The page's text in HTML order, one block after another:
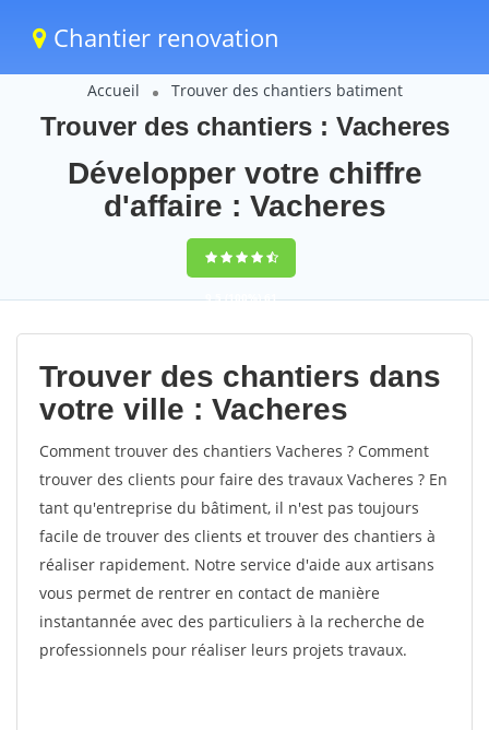
Chantier renovation
Accueil Trouver des chantiers batiment
Trouver des chantiers : Vacheres
Développer votre chiffre
d'affaire : Vacheres
9,5(100%)61
votes
Trouver des chantiers dans
votre ville : Vacheres
Comment trouver des chantiers Vacheres ? Comment
trouver des clients pour faire des travaux Vacheres ? En
tant qu'entreprise du bâtiment, il n'est pas toujours
facile de trouver des clients et trouver des chantiers à
réaliser rapidement. Notre service d'aide aux artisans
vous permet de rentrer en contact de manière
instantannée avec des particuliers à la recherche de
professionnels pour réaliser leurs projets travaux.